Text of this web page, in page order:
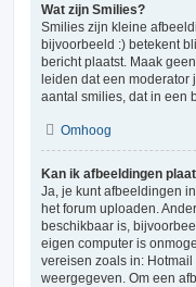
Wat zijn Smilies?
Smilies zijn kleine
bijvoorbeeld :) betekent
bericht plaatst. Maak
leiden dat een moderator
aantal smilies, dat in een
Omhoog
Kan ik afbeeldingen
Ja, je kunt afbeeldingen
het forum uploaden.
beschikbaar is,
eigen computer is
vereisen zoals in:
weergegeven. Om een